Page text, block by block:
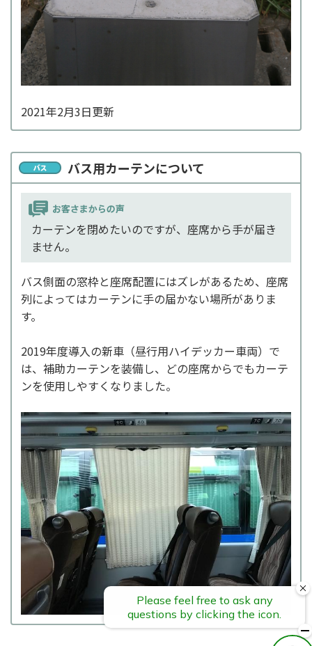
2021年2月3日更新
バス用カーテンについて
カーテンを閉めたいのですが、座席から手が届き
ません。
バス側面の窓枠と座席配置にはズレがあるため、座席
列によってはカーテンに手の届かない場所がありま
す。
2019年度導入の新車（昼行用ハイデッカー車両）で
は、補助カーテンを装備し、どの座席からでもカーテ
ンを使用しやすくなりました。